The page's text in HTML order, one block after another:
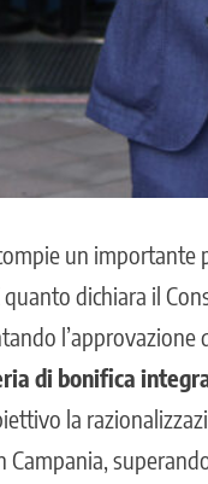
un
dichiara il
di bonifica
la
Campania,